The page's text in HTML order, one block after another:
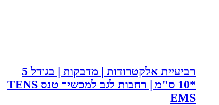
רביעיית אלקטרודות | מדבקות | בגודל 5
*10 ס"מ | רחבות לגב למכשיר טנס TENS
EMS